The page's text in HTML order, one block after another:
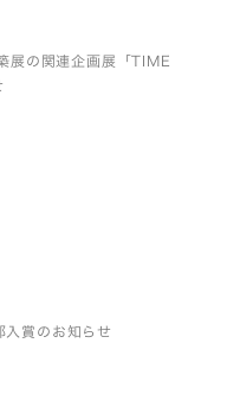
展の関連企画展「TIME
賞のお知らせ